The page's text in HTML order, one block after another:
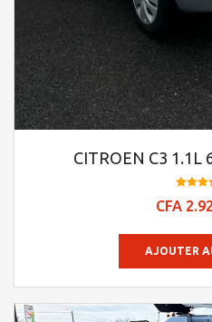
CITROEN C3 1.1L
4.48
CFA
AJOUTER